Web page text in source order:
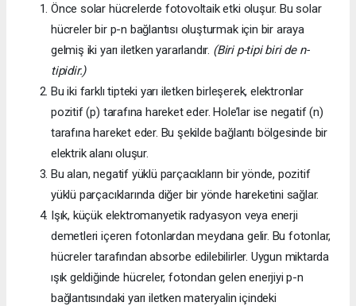
Önce solar hücrelerde fotovoltaik etki oluşur. Bu solar
hücreler bir p-n bağlantısı oluşturmak için bir araya
gelmiş iki yarı iletken yararlandır. (Biri p-tipi biri de n-
tipidir.)
Bu iki farklı tipteki yarı iletken birleşerek, elektronlar
pozitif (p) tarafına hareket eder. Hole’lar ise negatif (n)
tarafına hareket eder. Bu şekilde bağlantı bölgesinde bir
elektrik alanı oluşur.
Bu alan, negatif yüklü parçacıkların bir yönde, pozitif
yüklü parçacıklarında diğer bir yönde hareketini sağlar.
Işık, küçük elektromanyetik radyasyon veya enerji
demetleri içeren fotonlardan meydana gelir. Bu fotonlar,
hücreler tarafından absorbe edilebilirler. Uygun miktarda
ışık geldiğinde hücreler, fotondan gelen enerjiyi p-n
bağlantısındaki yarı iletken materyalin içindeki